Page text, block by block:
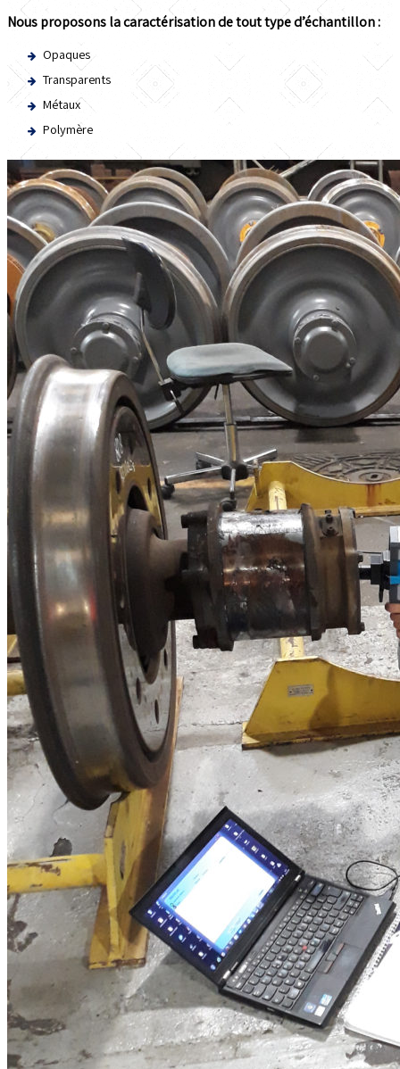
Nous proposons la caractérisation de tout type d’échantillon :
Opaques
Transparents
Métaux
Polymère